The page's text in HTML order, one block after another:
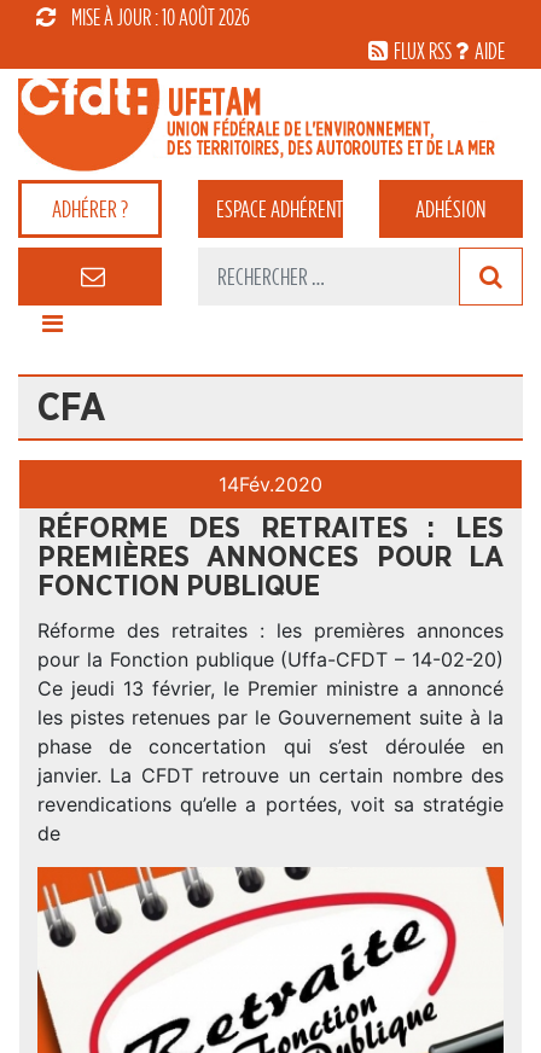
MISE À JOUR : 10 AOÛT 2026
FLUX RSS
AIDE
ADHÉRER ? ESPACEADHÉRENT ADHÉSION
CFA
14Fév.2020
RÉFORME DES RETRAITES : LES
PREMIÈRES ANNONCES POUR LA
FONCTION PUBLIQUE
Réforme des retraites : les premières annonces
pour la Fonction publique (Uffa-CFDT – 14-02-20)
Ce jeudi 13 février, le Premier ministre a annoncé
les pistes retenues par le Gouvernement suite à la
phase de concertation qui s’est déroulée en
janvier. La CFDT retrouve un certain nombre des
revendications qu’elle a portées, voit sa stratégie
de